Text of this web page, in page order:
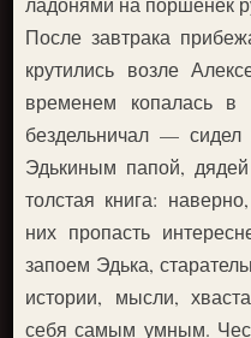
После завтрака
крутились возле
временем копалась
бездельничал —
Эдькиным папой,
толстая книга:
них пропасть
запоем Эдька,
истории, мысли,
себя самым умным.